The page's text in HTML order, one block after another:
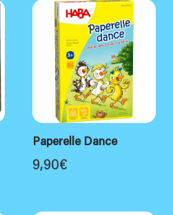
Paperelle Dance
9,90€